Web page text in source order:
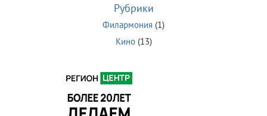
Рубрики
Филармония (1)
Кино(13)